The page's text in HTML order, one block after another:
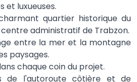
et luxueuses.
quartier historique du
centre administratif de Trabzon.
entre la mer et la montagne
paysages.
chaque coin du projet.
de l'autoroute côtière et de